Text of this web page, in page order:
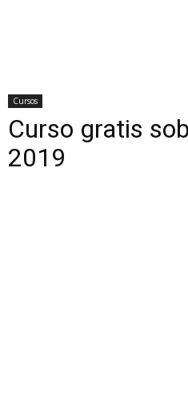
Cursos
Curso gratis
2019